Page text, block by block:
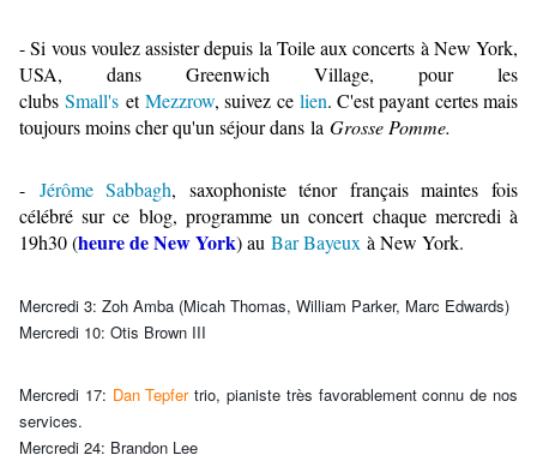
- Si vous voulez assister depuis la Toile aux concerts à New York,
USA, dans Greenwich Village, pour les
clubs Small's et Mezzrow, suivez ce lien. C'est payant certes mais
toujours moins cher qu'un séjour dans la Grosse Pomme.
- Jérôme Sabbagh, saxophoniste ténor français maintes fois
célébré sur ce blog, programme un concert chaque mercredi à
19h30 (heure de New York) au Bar Bayeux à New York.
Mercredi 3: Zoh Amba (Micah Thomas, William Parker, Marc Edwards)
Mercredi 10: Otis Brown III
Mercredi 17: Dan Tepfertrio, pianiste très favorablement connu de nos
services.
Mercredi 24: Brandon Lee